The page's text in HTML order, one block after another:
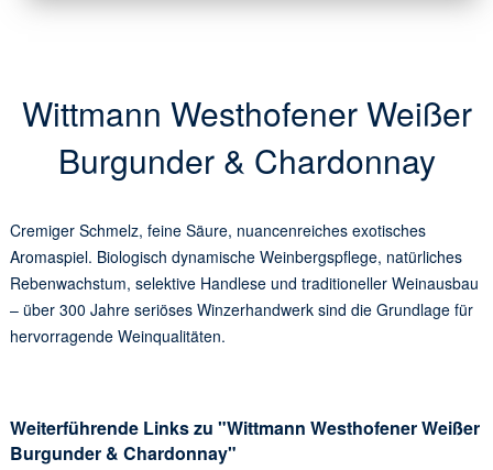
Wittmann Westhofener Weißer
Burgunder & Chardonnay
Cremiger Schmelz, feine Säure, nuancenreiches exotisches
Aromaspiel. Biologisch dynamische Weinbergspflege, natürliches
Rebenwachstum, selektive Handlese und traditioneller Weinausbau
– über 300 Jahre seriöses Winzerhandwerk sind die Grundlage für
hervorragende Weinqualitäten.
Weiterführende Links zu "Wittmann Westhofener Weißer
Burgunder & Chardonnay"